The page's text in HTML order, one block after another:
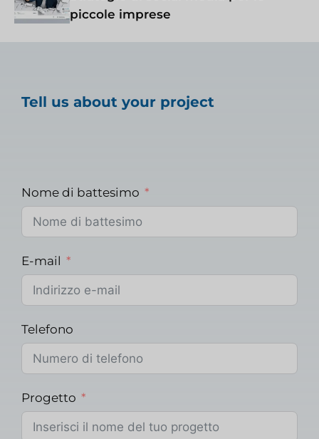
piccole imprese
Tell us about your project
Nome di battesimo
E-mail
Telefono
Progetto